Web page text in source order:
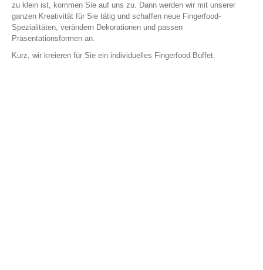
zu klein ist, kommen Sie auf uns zu. Dann werden wir mit unserer
ganzen Kreativität für Sie tätig und schaffen neue Fingerfood-
Spezialitäten, verändern Dekorationen und passen
Präsentationsformen an.
Kurz, wir kreieren für Sie ein individuelles Fingerfood Buffet.